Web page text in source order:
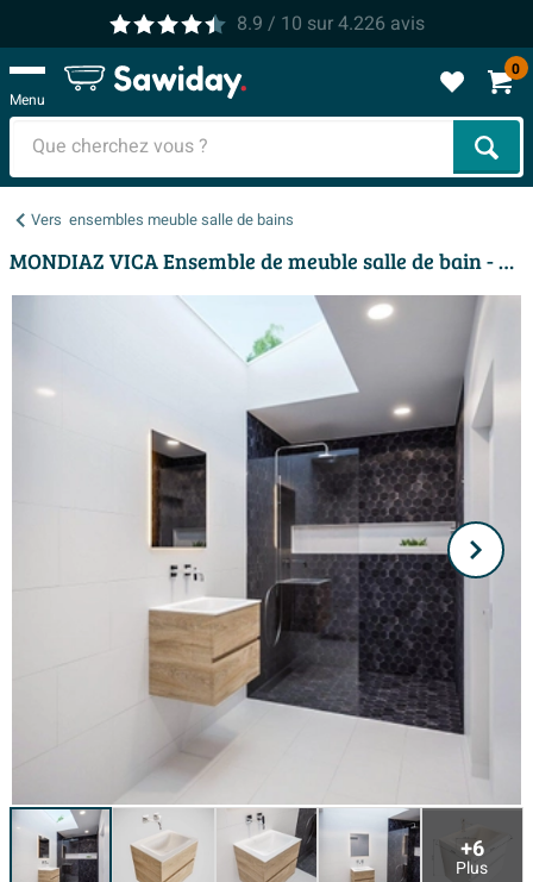
8.9 / 10 sur4.226 avis
Menu
0
Vers ensembles meuble salle de bains
MONDIAZ VICA Ensemble de meuble salle de bain - 60cm - 2 tiroirs - lavabo Cloud au centre - 0 trous de robinet - solid surface chêne blanchi
+6
Plus